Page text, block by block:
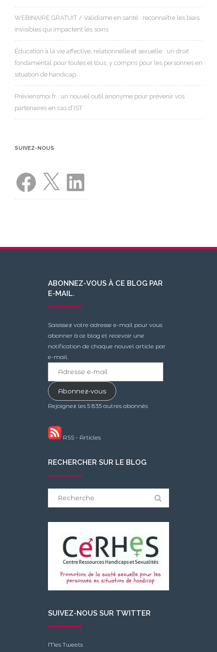
WEBINAIRE GRATUIT / Validisme en santé : reconnaître les biais
invisibles qui impactent les soins
Éducation à la vie affective, relationnelle et sexuelle : un droit
fondamental pour toutes et tous, y compris pour les personnes en
situation de handicap
Préviensmoi.fr : un nouvel outil anonyme pour prévenir vos
partenaires en cas d’IST
SUIVEZ-NOUS
Facebook LinkedIn
ABONNEZ-VOUS À CE BLOG PAR
E-MAIL.
Saisissez votre adresse e-mail pour vous
abonner à ce blog et recevoir une
notification de chaque nouvel article par
e-mail.
mailAbonnez-vous
Rejoignez les 5 835 autres abonnés
RSS - Articles
RECHERCHER SUR LE BLOG
SUIVEZ-NOUS SUR TWITTER
Mes Tweets